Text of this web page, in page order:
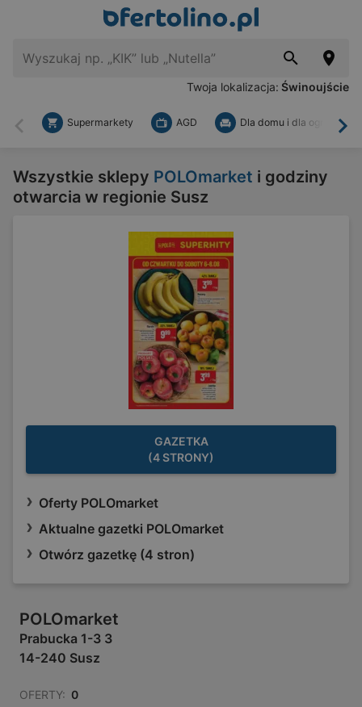
Twoja lokalizacja: Świnoujście
Wstecz
Supermarkety AGD Dla domu i dla ogrodu
Wszystkie sklepy POLOmarket i godziny
otwarcia w regionie Susz
GAZETKA
(4 STRONY)
Oferty POLOmarket
Aktualne gazetki POLOmarket
Otwórz gazetkę (4 stron)
POLOmarket
Prabucka 1-3 3
14-240 Susz
OFERTY: 0